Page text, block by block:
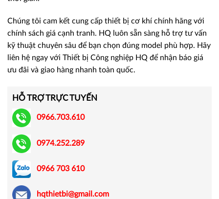
Chúng tôi cam kết cung cấp thiết bị cơ khí chính hãng với
chính sách giá cạnh tranh. HQ luôn sẵn sàng hỗ trợ tư vấn
kỹ thuật chuyên sâu để bạn chọn đúng model phù hợp. Hãy
liên hệ ngay với Thiết bị Công nghiệp HQ để nhận báo giá
ưu đãi và giao hàng nhanh toàn quốc.
HỖ TRỢ TRỰC TUYẾN
0966.703.610
0974.252.289
0966 703 610
hqthietbi@gmail.com